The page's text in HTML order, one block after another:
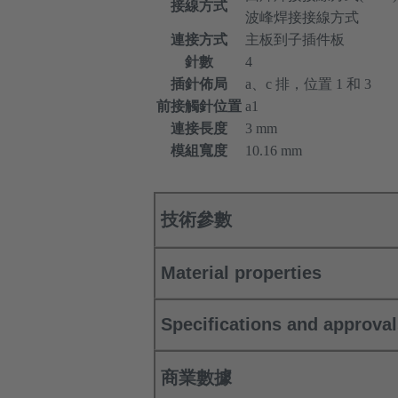
接線方式
波峰焊接接線方式
連接方式
主板到子插件板
針數
4
插針佈局
a、c 排，位置 1 和 3
前接觸針位置 a1
連接長度
3 mm
模組寬度
10.16 mm
技術參數
Material properties
Specifications and
商業數據